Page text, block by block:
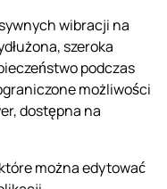
wibracji na
szeroka
podczas
możliwości
dostępna na
można edytować